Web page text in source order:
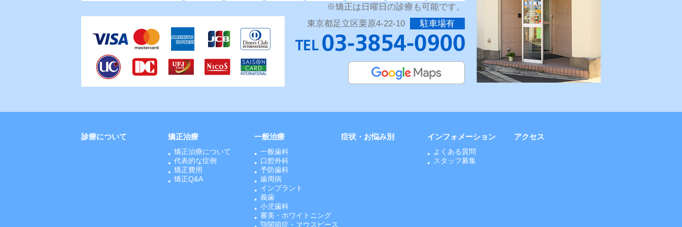
※矯正は日曜日の診療も可能です。
東京都足立区栗原4-22-10
駐車場有
診療について 矯正治療
矯正治療について
代表的な症例
矯正費用
矯正Q&A
一般治療
一般歯科
口腔外科
予防歯科
歯周病
インプラント
義歯
小児歯科
審美・ホワイトニング
顎関節症・マウスピース
症状・お悩み別 インフォメーション
よくある質問
スタッフ募集
アクセス